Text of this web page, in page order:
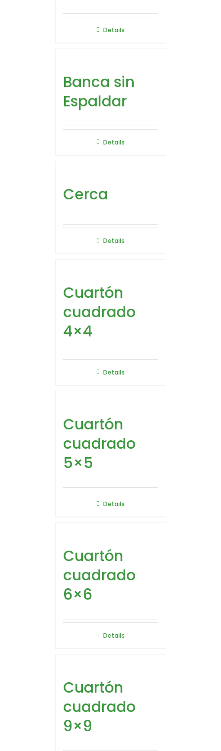
Details
Banca sin
Espaldar
Details
Cerca
Details
Cuartón
cuadrado
4×4
Details
Cuartón
cuadrado
5×5
Details
Cuartón
cuadrado
6×6
Details
Cuartón
cuadrado
9×9